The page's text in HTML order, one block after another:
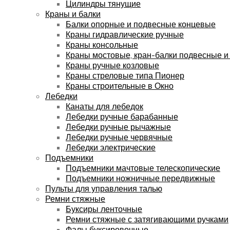
Цилиндры тянущие
Краны и балки
Балки опорные и подвесные концевые
Краны гидравлические ручные
Краны консольные
Краны мостовые, кран-балки подвесные
Краны ручные козловые
Краны стреловые типа Пионер
Краны строительные в Окно
Лебедки
Канаты для лебедок
Лебедки ручные барабанные
Лебедки ручные рычажные
Лебедки ручные червячные
Лебедки электрические
Подъемники
Подъемники мачтовые телескопические
Подъемники ножничные передвижные
Пульты для управления талью
Ремни стяжные
Буксиры ленточные
Ремни стяжные с затягивающими ручками